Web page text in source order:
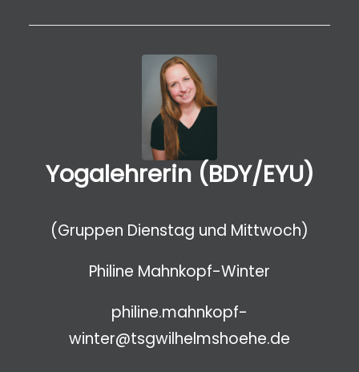
Yogalehrerin (BDY/EYU)
(Gruppen Dienstag und Mittwoch)
Philine Mahnkopf-Winter
philine.mahnkopf-
winter@tsgwilhelmshoehe.de